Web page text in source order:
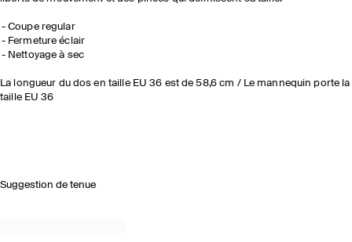
Coupe regular
Fermeture éclair
Nettoyage à sec
La longueur du dos en taille EU 36 est de 58,6 cm / Le mannequin porte la
taille EU 36
Suggestion de tenue